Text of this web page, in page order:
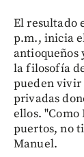
El resultado
p.m., inicia
antioqueños
la filosofía
pueden vivir
privadas
ellos. "Como
puertos, no
Manuel.